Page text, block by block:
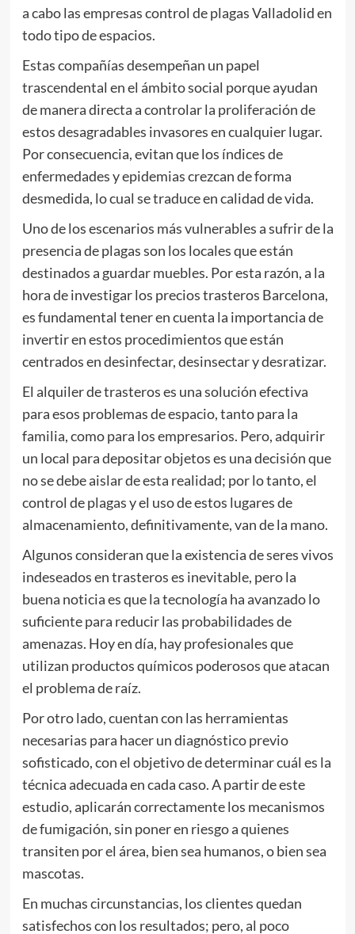
a cabo las empresas control de plagas Valladolid en
todo tipo de espacios.
Estas compañías desempeñan un papel
trascendental en el ámbito social porque ayudan
de manera directa a controlar la proliferación de
estos desagradables invasores en cualquier lugar.
Por consecuencia, evitan que los índices de
enfermedades y epidemias crezcan de forma
desmedida, lo cual se traduce en calidad de vida.
Uno de los escenarios más vulnerables a sufrir de la
presencia de plagas son los locales que están
destinados a guardar muebles. Por esta razón, a la
hora de investigar los precios trasteros Barcelona,
es fundamental tener en cuenta la importancia de
invertir en estos procedimientos que están
centrados en desinfectar, desinsectar y desratizar.
El alquiler de trasteros es una solución efectiva
para esos problemas de espacio, tanto para la
familia, como para los empresarios. Pero, adquirir
un local para depositar objetos es una decisión que
no se debe aislar de esta realidad; por lo tanto, el
control de plagas y el uso de estos lugares de
almacenamiento, definitivamente, van de la mano.
Algunos consideran que la existencia de seres vivos
indeseados en trasteros es inevitable, pero la
buena noticia es que la tecnología ha avanzado lo
suficiente para reducir las probabilidades de
amenazas. Hoy en día, hay profesionales que
utilizan productos químicos poderosos que atacan
el problema de raíz.
Por otro lado, cuentan con las herramientas
necesarias para hacer un diagnóstico previo
sofisticado, con el objetivo de determinar cuál es la
técnica adecuada en cada caso. A partir de este
estudio, aplicarán correctamente los mecanismos
de fumigación, sin poner en riesgo a quienes
transiten por el área, bien sea humanos, o bien sea
mascotas.
En muchas circunstancias, los clientes quedan
satisfechos con los resultados; pero, al poco